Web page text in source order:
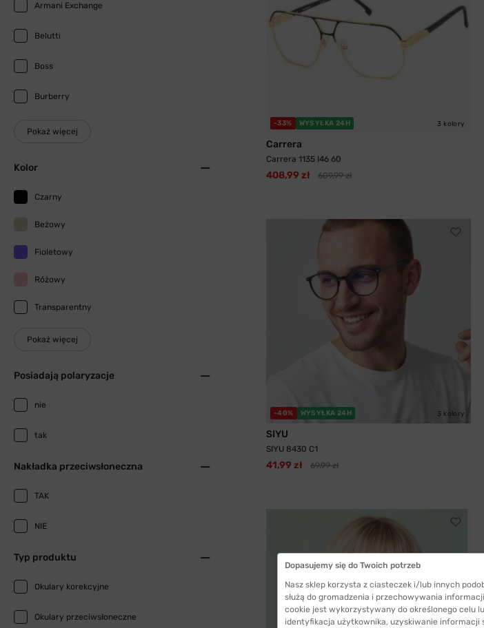
Armani Exchange
Belutti
Boss
Burberry
Pokaż więcej
Kolor
Czarny
Beżowy
Fioletowy
Różowy
Transparentny
Pokaż więcej
Posiadają polaryzacje
nie
tak
Nakładka przeciwsłoneczna
TAK
NIE
Typ produktu
Okulary korekcyjne
Okulary przeciwsłoneczne
-33% WYSYŁKA 24H 3 kolory
Carrera
Carrera 1135 I46 60
408,99 zł 609,99 zł
-40% WYSYŁKA 24H 3 kolory
SIYU
SIYU 8430 C1
41,99 zł 69,99 zł
Dopasujemy się do Twoich potrzeb
Nasz sklep korzysta z ciasteczek i/lub innych
służą do gromadzenia i przechowywania
cookie jest wykorzystywany do określonego celu
identyfikacja użytkownika, uzyskiwanie informacji